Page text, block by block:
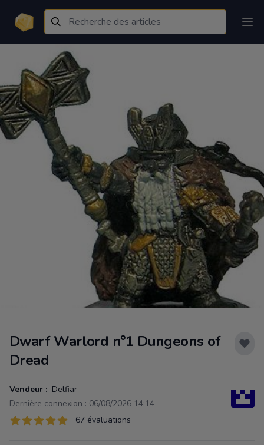
Dwarf Warlord n°1 Dungeons of
Dread
Vendeur : Delfiar
Dernière connexion : 06/08/2026 14:14
Évaluations
67 sur 5 étoiles 67 évaluations